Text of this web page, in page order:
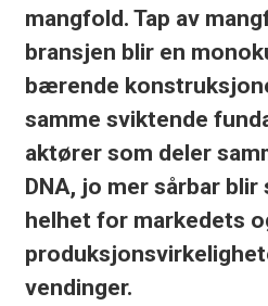
mangfold. Tap av
bransjen blir en
bærende
samme sviktende
aktører som deler
DNA, jo mer sårbar
helhet for markedets
vendinger.